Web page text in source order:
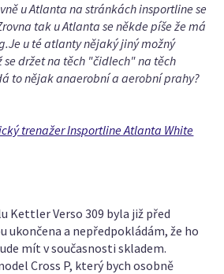
u Atlanta na stránkách insportline se
tak u Atlanta se někde píše že má
u té atlanty nějaký jiný možný
se držet na těch "čidlech" na těch
to nějak anaerobní a aerobní prahy?
trenažer Insportline Atlanta White
Kettler Verso 309 byla již před
ukončena a nepředpokládám, že ho
mít v současnosti skladem.
Cross P, který bych osobně